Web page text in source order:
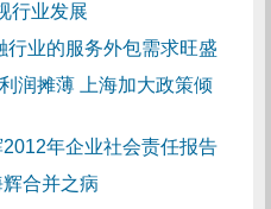
行业发展
行业的服务外包需求旺盛
润摊薄 上海加大政策倾
年企业社会责任报告
合并之病